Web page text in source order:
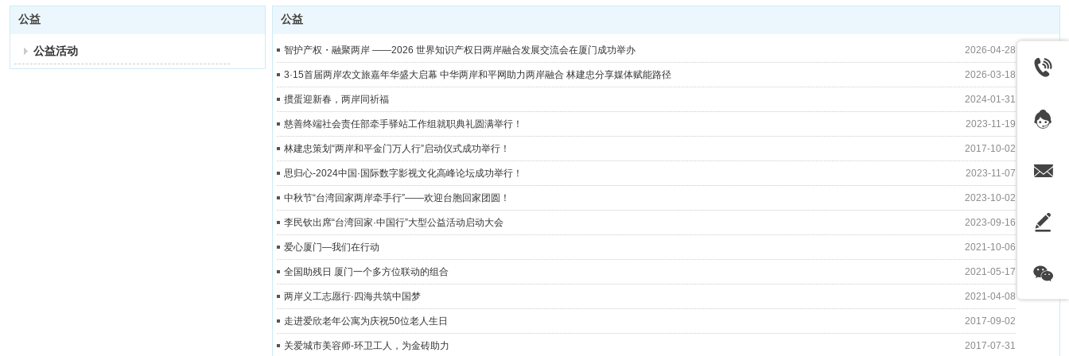
公益
公益活动
公益
智护产权・融聚两岸 ——2026 世界知识产权日两岸融合发展交流会在厦门成功举办 2026-04-28
3·15首届两岸农文旅嘉年华盛大启幕 中华两岸和平网助力两岸融合 林建忠分享媒体赋能路径 2026-03-18
掼蛋迎新春，两岸同祈福 2024-01-31
慈善终端社会责任部牵手驿站工作组就职典礼圆满举行！ 2023-11-19
林建忠策划“两岸和平金门万人行”启动仪式成功举行！ 2017-10-02
思归心-2024中国·国际数字影视文化高峰论坛成功举行！ 2023-11-07
中秋节“台湾回家两岸牵手行”——欢迎台胞回家团圆！ 2023-10-02
李民钦出席“台湾回家·中国行”大型公益活动启动大会 2023-09-16
爱心厦门—我们在行动 2021-10-06
全国助残日 厦门一个多方位联动的组合 2021-05-17
两岸义工志愿行·四海共筑中国梦 2021-04-08
走进爱欣老年公寓为庆祝50位老人生日 2017-09-02
关爱城市美容师-环卫工人，为金砖助力 2017-07-31